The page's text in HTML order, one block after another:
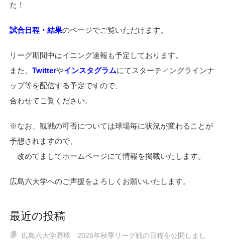
た！
試合日程・結果のページでご覧いただけます。
リーグ期間中はイニング速報も予定しております。
また、 Twitterやインスタグラムにてスターティングラインナ
ップ等を配信する予定ですので、
合わせてご覧ください。
※なお、観戦の可否については球場毎に状況が変わることが
予想されますので、
改めてましてホームページにて情報を掲載いたします。
広島六大学へのご声援をよろしくお願いいたします。
最近の投稿
広島六大学野球 2026年秋季リーグ戦の日程を公開しまし